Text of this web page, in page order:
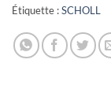
Étiquette :SCHOLL